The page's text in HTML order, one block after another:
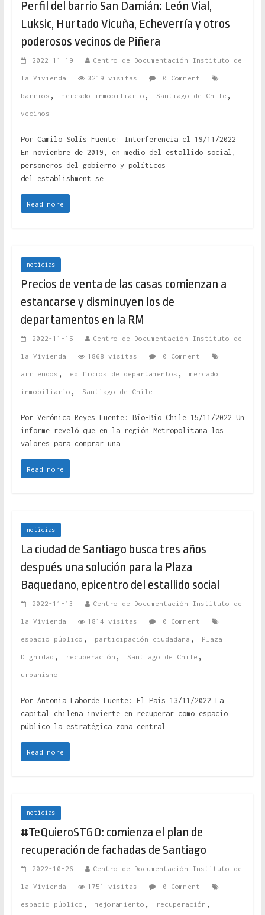
Perfil del barrio San Damián: León Vial,
Luksic, Hurtado Vicuña, Echeverría y otros
poderosos vecinos de Piñera
2022-11-19 Centro de Documentación Instituto de
la Vivienda 3219 visitas 0 Comment
barrios , mercado inmobiliario , Santiago de Chile ,
vecinos
Por Camilo Solís Fuente: Interferencia.cl 19/11/2022
En noviembre de 2019, en medio del estallido social,
personeros del gobierno y políticos
del establishment se
Read more
noticias
Precios de venta de las casas comienzan a
estancarse y disminuyen los de
departamentos en la RM
2022-11-15 Centro de Documentación Instituto de
la Vivienda 1868 visitas 0 Comment
arriendos , edificios de departamentos , mercado
inmobiliario , Santiago de Chile
Por Verónica Reyes Fuente: Bío-Bío Chile 15/11/2022 Un
informe reveló que en la región Metropolitana los
valores para comprar una
Read more
noticias
La ciudad de Santiago busca tres años
después una solución para la Plaza
Baquedano, epicentro del estallido social
2022-11-13 Centro de Documentación Instituto de
la Vivienda 1814 visitas 0 Comment
espacio público , participación ciudadana , Plaza
Dignidad , recuperación , Santiago de Chile ,
urbanismo
Por Antonia Laborde Fuente: El País 13/11/2022 La
capital chilena invierte en recuperar como espacio
público la estratégica zona central
Read more
noticias
#TeQuieroSTGO: comienza el plan de
recuperación de fachadas de Santiago
2022-10-26 Centro de Documentación Instituto de
la Vivienda 1751 visitas 0 Comment
espacio público , mejoramiento , recuperación ,